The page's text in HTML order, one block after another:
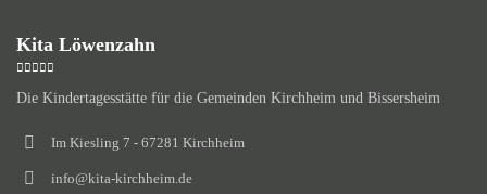
Kita Löwenzahn
Die Kindertagesstätte für die Gemeinden Kirchheim und Bissersheim
Im Kiesling 7 - 67281 Kirchheim
info@kita-kirchheim.de